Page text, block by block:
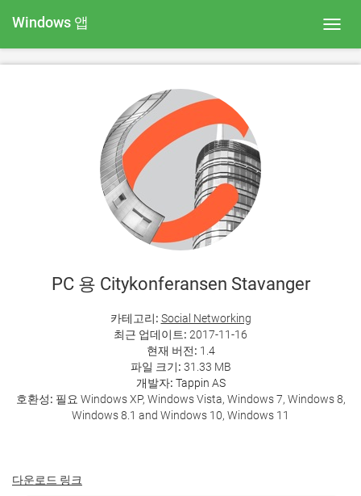
Windows 앱
PC 용 Citykonferansen Stavanger
카테고리: Social Networking
최근 업데이트: 2017-11-16
현재 버전: 1.4
파일 크기: 31.33 MB
개발자: Tappin AS
호환성: 필요 Windows XP, Windows Vista, Windows 7, Windows 8,
Windows 8.1 and Windows 10, Windows 11
다운로드 링크